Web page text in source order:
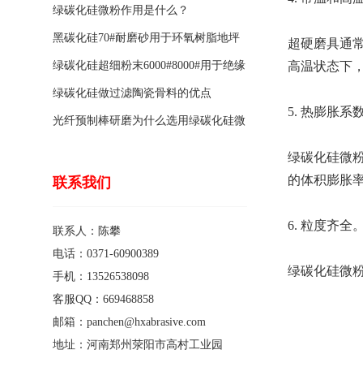
绿碳化硅微粉作用是什么？
黑碳化硅70#耐磨砂用于环氧树脂地坪
骨料的特点有哪些？
绿碳化硅超细粉末6000#8000#用于绝缘
涂料的优点
绿碳化硅做过滤陶瓷骨料的优点
光纤预制棒研磨为什么选用绿碳化硅微
联系我们
联系人：陈攀
电话：0371-60900389
手机：13526538098
客服QQ：669468858
邮箱：panchen@hxabrasive.com
地址：河南郑州荥阳市高村工业园
超硬磨具通
高温状态下
5. 热膨胀系
绿碳化硅微
的体积膨胀
6. 粒度齐全
绿碳化硅微